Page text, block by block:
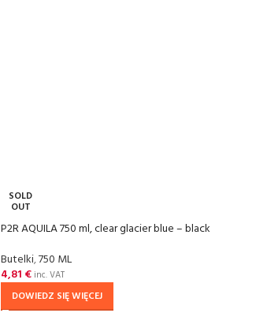
SOLD
OUT
P2R AQUILA 750 ml, clear glacier blue – black
Butelki,750 ML
4,81 € inc. VAT
DOWIEDZ SIĘ WIĘCEJ